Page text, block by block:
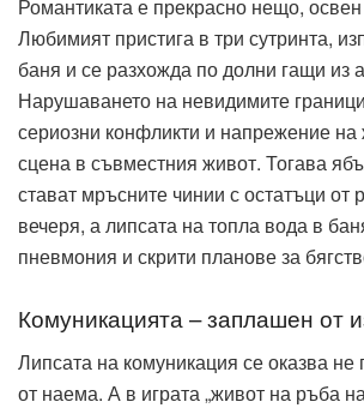
Романтиката е прекрасно нещо, освен
Любимият пристига в три сутринта,
баня и се разхожда по долни гащи из
Нарушаването на невидимите
сериозни конфликти и напрежение на
сцена в съвместния живот. Тогава
стават мръсните чинии с остатъци от
вечеря, а липсата на топла вода в
пневмония и скрити планове за
Комуникацията – заплашен от
Липсата на комуникация се оказва
от наема. А в играта „живот на ръба